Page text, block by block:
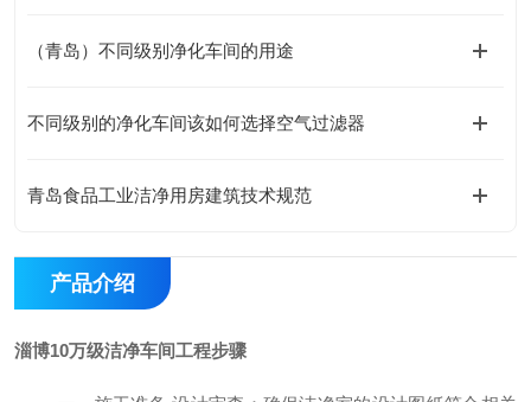
（青岛）不同级别净化车间的用途
不同级别的净化车间该如何选择空气过滤器
青岛食品工业洁净用房建筑技术规范
产品介绍
淄博10万级洁净车间工程步骤